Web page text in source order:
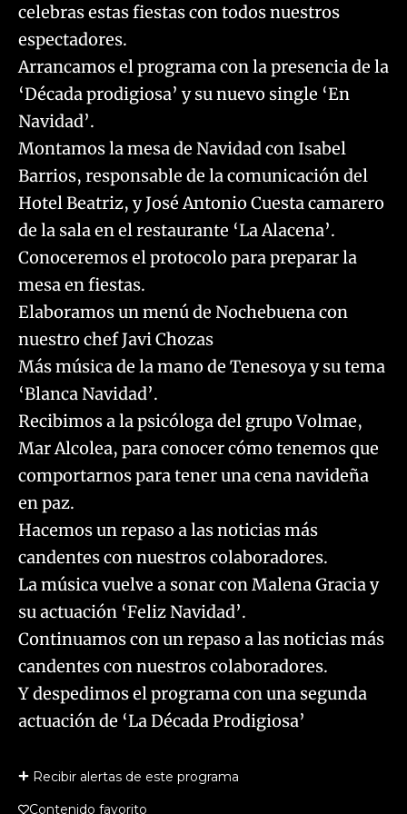
celebras estas fiestas con todos nuestros
espectadores.
Arrancamos el programa con la presencia de la
‘Década prodigiosa’ y su nuevo single ‘En
Navidad’.
Montamos la mesa de Navidad con Isabel
Barrios, responsable de la comunicación del
Hotel Beatriz, y José Antonio Cuesta camarero
de la sala en el restaurante ‘La Alacena’.
Conoceremos el protocolo para preparar la
mesa en fiestas.
Elaboramos un menú de Nochebuena con
nuestro chef Javi Chozas
Más música de la mano de Tenesoya y su tema
‘Blanca Navidad’.
Recibimos a la psicóloga del grupo Volmae,
Mar Alcolea, para conocer cómo tenemos que
comportarnos para tener una cena navideña
en paz.
Hacemos un repaso a las noticias más
candentes con nuestros colaboradores.
La música vuelve a sonar con Malena Gracia y
su actuación ‘Feliz Navidad’.
Continuamos con un repaso a las noticias más
candentes con nuestros colaboradores.
Y despedimos el programa con una segunda
actuación de ‘La Década Prodigiosa’
Recibir alertas de este programa
Contenido favorito